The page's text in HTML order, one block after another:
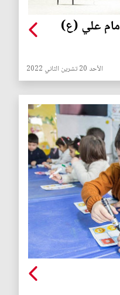
علي (ع)
الأحد 20 تشرين الثاني 2022